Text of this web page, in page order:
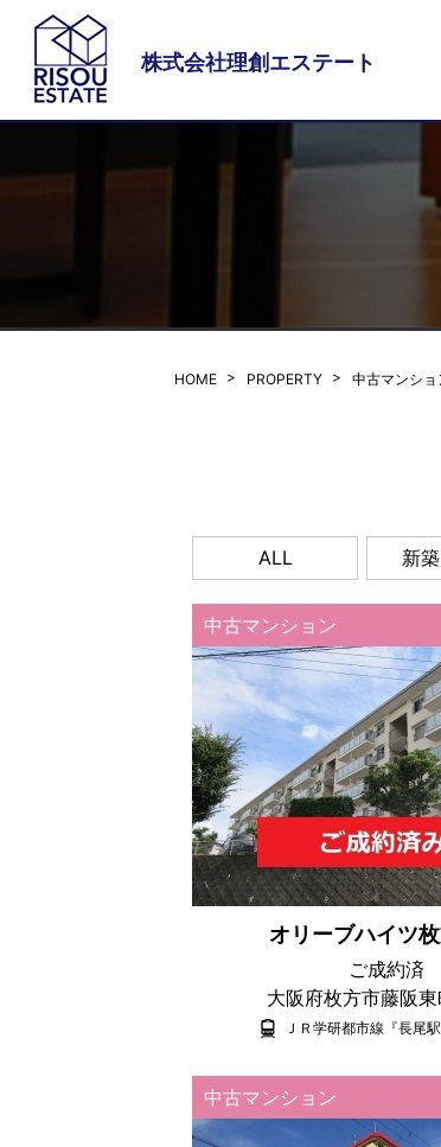
株式会社理創エステート
HOME PROPERTY 中古マンショ
ALL 新
中古マンション
オリーブハイツ
ご成約済
大阪府枚方市藤阪
ＪＲ学研都市線『長尾
中古マンション